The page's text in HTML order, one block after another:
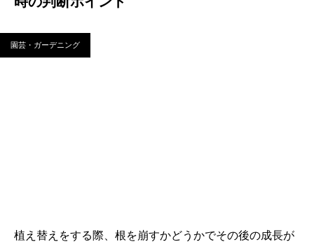
園芸・ガーデニング
植え替えをする際、根を崩すかどうかでその後の成長が